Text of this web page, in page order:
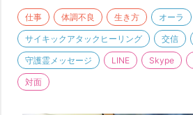
仕事 体調不良 生き方 オーラ
サイキックアタックヒーリング 交信
守護霊メッセージ LINE Skype
対面